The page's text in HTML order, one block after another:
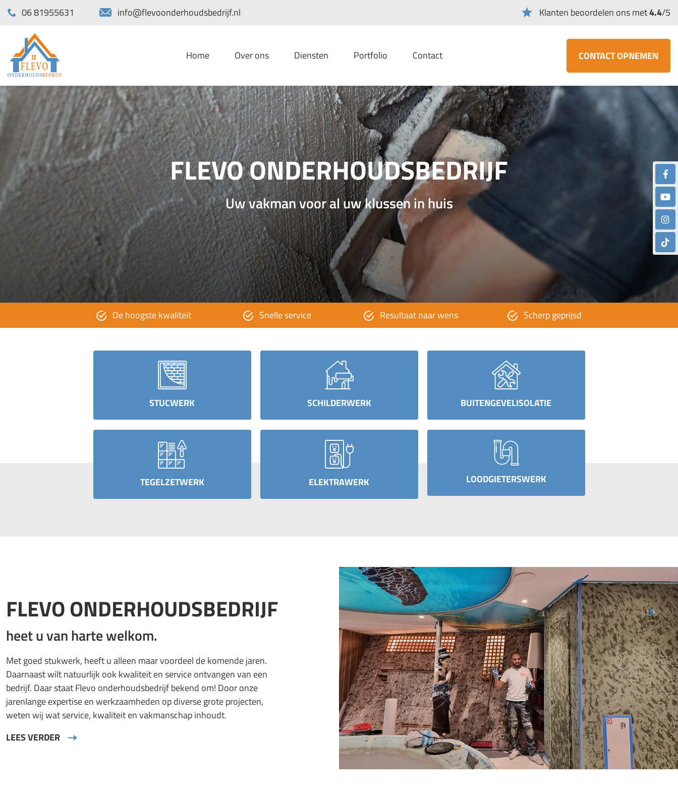
06 81955631 info@flevoonderhoudsbedrijf.nl Klanten beoordelen ons met4.4/5
Home Over ons Diensten Portfolio Contact CONTACT OPNEMEN
FLEVO ONDERHOUDSBEDRIJF
Uw vakman voor al uw klussen in huis
De hoogste kwaliteit Snelle service Resultaat naar wens Scherp geprijsd
STUCWERK SCHILDERWERK BUITENGEVELISOLATIE
TEGELZETWERK ELEKTRAWERK LOODGIETERSWERK
FLEVO ONDERHOUDSBEDRIJF
heet u van harte welkom.
Met goed stukwerk, heeft u alleen maar voordeel de komende jaren.
Daarnaast wilt natuurlijk ook kwaliteit en service ontvangen van een
bedrijf. Daar staat Flevo onderhoudsbedrijf bekend om! Door onze
jarenlange expertise en werkzaamheden op diverse grote projecten,
weten wij wat service, kwaliteit en vakmanschap inhoudt.
LEES VERDER